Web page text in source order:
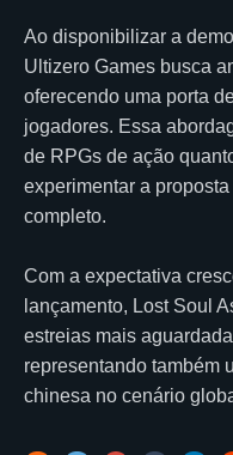
Ao disponibilizar a
Ultizero Games busca
oferecendo uma porta
jogadores. Essa
de RPGs de ação
experimentar a
completo.
Com a expectativa
lançamento, Lost Soul
estreias mais
representando também
chinesa no cenário